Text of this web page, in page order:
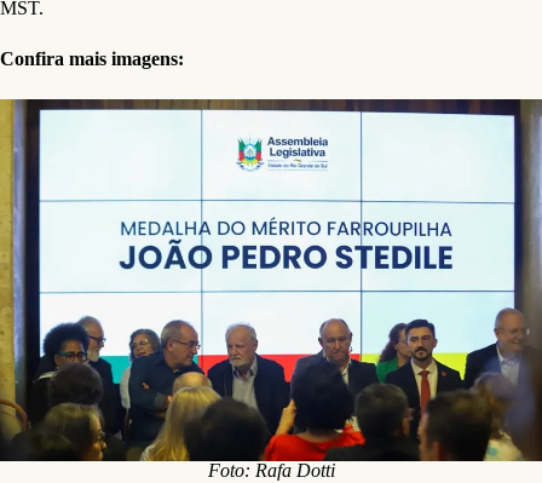
MST.
Confira mais imagens:
Foto: Rafa Dotti